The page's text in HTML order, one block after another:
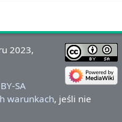
2023,
SA
warunkach, jeśli nie